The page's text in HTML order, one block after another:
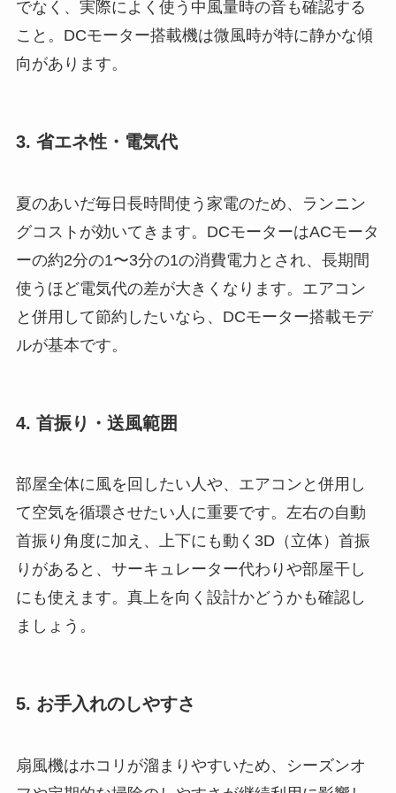
でなく、実際によく使う中風量時の音も確認する
こと。DCモーター搭載機は微風時が特に静かな傾
向があります。
3. 省エネ性・電気代
夏のあいだ毎日長時間使う家電のため、ランニン
グコストが効いてきます。DCモーターはACモータ
ーの約2分の1〜3分の1の消費電力とされ、長期間
使うほど電気代の差が大きくなります。エアコン
と併用して節約したいなら、DCモーター搭載モデ
ルが基本です。
4. 首振り・送風範囲
部屋全体に風を回したい人や、エアコンと併用し
て空気を循環させたい人に重要です。左右の自動
首振り角度に加え、上下にも動く3D（立体）首振
りがあると、サーキュレーター代わりや部屋干し
にも使えます。真上を向く設計かどうかも確認し
ましょう。
5. お手入れのしやすさ
扇風機はホコリが溜まりやすいため、シーズンオ